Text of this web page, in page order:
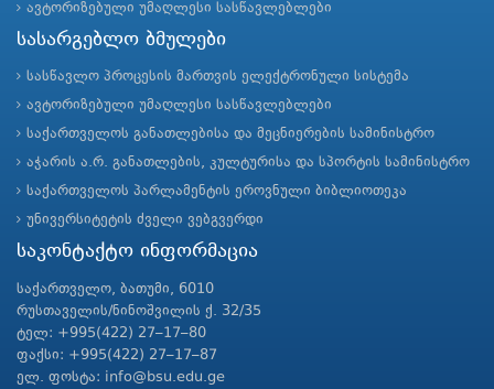
ავტორიზებული უმაღლესი სასწავლებლები
სასარგებლო ბმულები
სასწავლო პროცესის მართვის ელექტრონული სისტემა
ავტორიზებული უმაღლესი სასწავლებლები
საქართველოს განათლებისა და მეცნიერების სამინისტრო
აჭარის ა.რ. განათლების, კულტურისა და სპორტის სამინისტრო
საქართველოს პარლამენტის ეროვნული ბიბლიოთეკა
უნივერსიტეტის ძველი ვებგვერდი
საკონტაქტო ინფორმაცია
საქართველო, ბათუმი, 6010
რუსთაველის/ნინოშვილის ქ. 32/35
ტელ: +995(422) 27–17–80
ფაქსი: +995(422) 27–17–87
ელ. ფოსტა: info@bsu.edu.ge